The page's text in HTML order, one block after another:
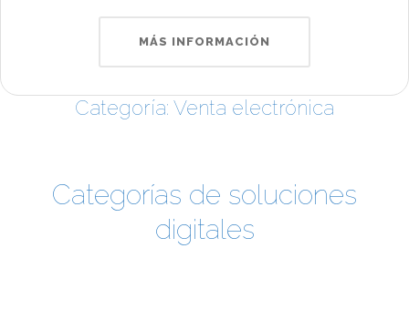
MÁS INFORMACIÓN
Categoría: Venta electrónica
Categorías de soluciones
digitales